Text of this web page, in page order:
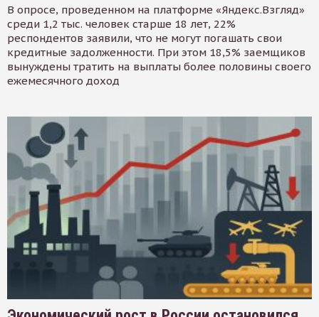
В опросе, проведенном на платформе «Яндекс.Взгляд»
среди 1,2 тыс. человек старше 18 лет, 22%
респондентов заявили, что не могут погашать свои
кредитные задолженности. При этом 18,5% заемщиков
вынуждены тратить на выплаты более половины своего
ежемесячного доход